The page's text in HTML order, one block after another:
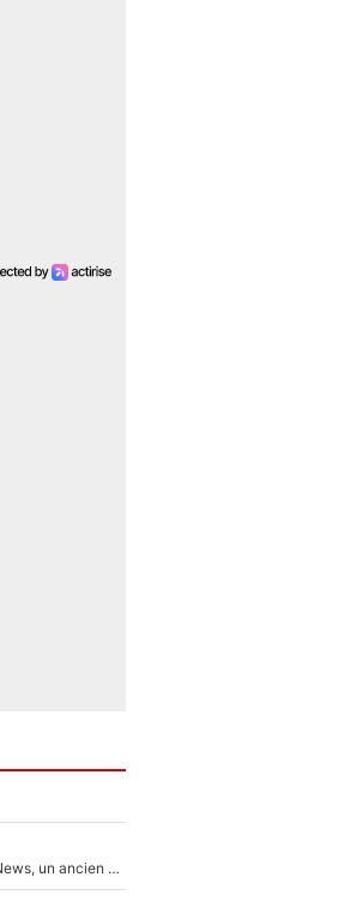
Après le dérapage de Nelson Monfort sur CNews, un ancien journaliste de France Télévisions relance la polémique sur les incendies en Gironde